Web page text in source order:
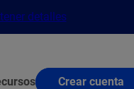
detalles
Crear cuenta